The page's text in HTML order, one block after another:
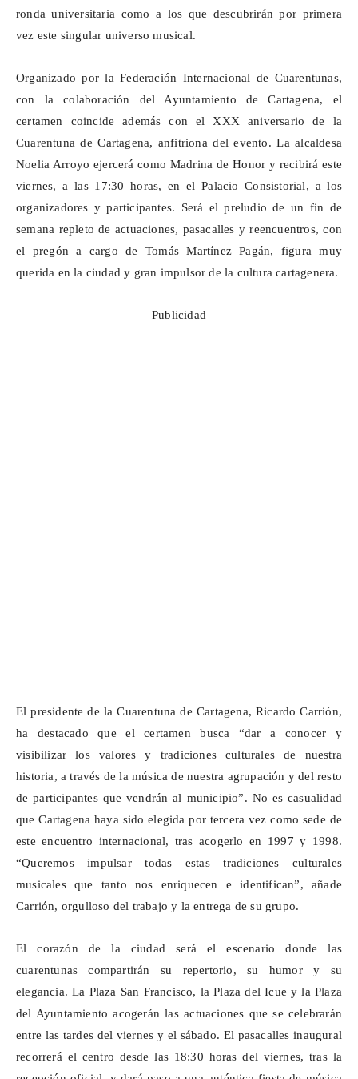
ronda universitaria como a los que descubrirán por primera
vez este singular universo musical.
Organizado por la Federación Internacional de Cuarentunas,
con la colaboración del Ayuntamiento de Cartagena, el
certamen coincide además con el XXX aniversario de la
Cuarentuna de Cartagena, anfitriona del evento. La alcaldesa
Noelia Arroyo ejercerá como Madrina de Honor y recibirá este
viernes, a las 17:30 horas, en el Palacio Consistorial, a los
organizadores y participantes. Será el preludio de un fin de
semana repleto de actuaciones, pasacalles y reencuentros, con
el pregón a cargo de Tomás Martínez Pagán, figura muy
querida en la ciudad y gran impulsor de la cultura cartagenera.
Publicidad
El presidente de laCuarentuna de Cartagena, Ricardo Carrión,
ha destacado que el certamen busca “dar a conocer y
visibilizar los valores y tradiciones culturales de nuestra
historia, a través de la música de nuestra agrupación y del resto
de participantes que vendrán al municipio”. No es casualidad
que Cartagena haya sido elegida por tercera vez como sede de
este encuentro internacional, tras acogerlo en 1997 y 1998.
“Queremos impulsar todas estas tradiciones culturales
musicales que tanto nos enriquecen e identifican”, añade
Carrión, orgulloso del trabajo y la entrega de su grupo.
El corazón de la ciudad será el escenario donde las
cuarentunas compartirán su repertorio, su humor y su
elegancia. La Plaza San Francisco, la Plaza delIcue y la Plaza
del Ayuntamiento acogerán las actuaciones que se celebrarán
entre las tardes del viernes y el sábado. El pasacalles inaugural
recorrerá el centro desde las 18:30 horas del viernes, tras la